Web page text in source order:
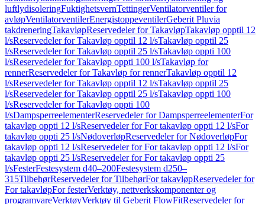
luftlydisoleringFuktighetsvernTettingerVentilatorventiler for
avløpVentilatorventilerEnergistoppeventilerGeberit Pluvia
takdreneringTakavløpReservedeler for TakavløpTakavløp opptil 12
l/sReservedeler for Takavløp opptil 12 l/sTakavløp opptil 25
l/sReservedeler for Takavløp opptil 25 l/sTakavløp oppti 100
l/sReservedeler for Takavløp oppti 100 l/sTakavløp for
rennerReservedeler for Takavløp for rennerTakavløp opptil 12
l/sReservedeler for Takavløp opptil 12 l/sTakavløp opptil 25
l/sReservedeler for Takavløp opptil 25 l/sTakavløp oppti 100
l/sReservedeler for Takavløp oppti 100
l/sDampsperreelementerReservedeler for DampsperreelementerFor
takavløp oppti 12 l/sReservedeler for For takavløp oppti 12 l/sFor
takavløp oppti 25 l/sNødoverløpReservedeler for NødoverløpFor
takavløp oppti 12 l/sReservedeler for For takavløp oppti 12 l/sFor
takavløp oppti 25 l/sReservedeler for For takavløp oppti 25
l/sFesterFestesystem d40–200Festesystem d250–
315TilbehørReservedeler for TilbehørFor takavløpReservedeler for
For takavløpFor festerVerktøy, nettverkskomponenter og
programvareVerktøyVerktøy til Geberit FlowFitReservedeler for